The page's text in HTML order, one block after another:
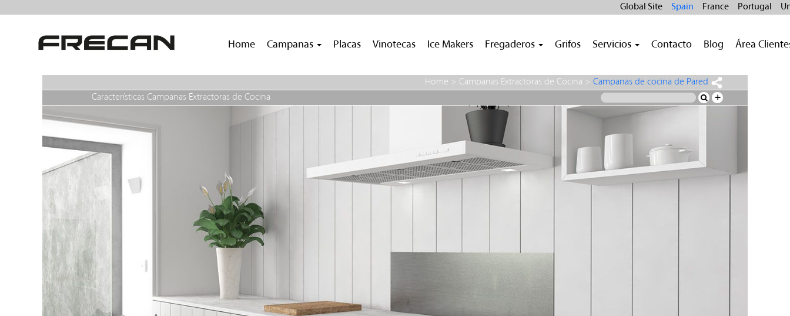
Global Site Spain France Portugal
Home Campanas Placas Vinotecas Ice Makers Fregaderos Grifos Servicios Contacto Blog Área
Home > Campanas Extractoras de Cocina > Campanas de cocina de Pared
Características Campanas Extractoras de Cocina
+